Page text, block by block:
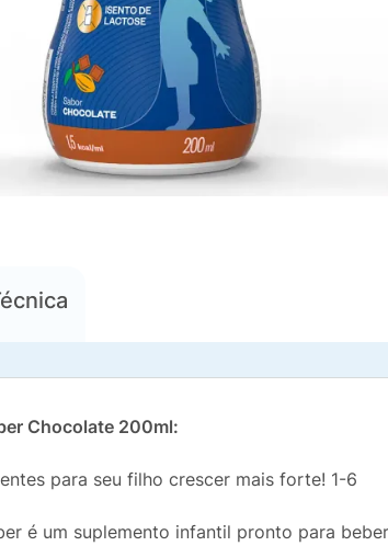
Chocolate 200ml:
para seu filho crescer mais forte! 1-6
é um suplemento infantil pronto para